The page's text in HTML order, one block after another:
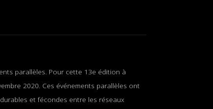
parallèles. Pour cette 13e édition à
2020. Ces événements parallèles ont
et fécondes entre les réseaux